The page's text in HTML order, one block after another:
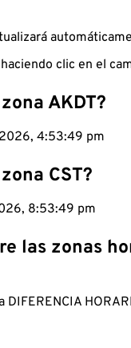
clic en el
AKDT?
4:53:50 pm
CST?
8:53:50 pm
las zonas
DIFERENCIA